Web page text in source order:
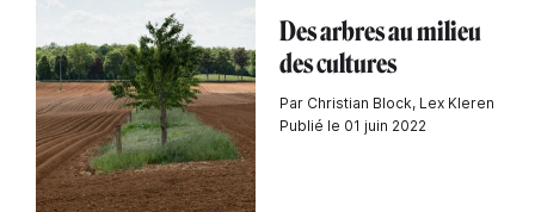
Des arbres au milieu
des cultures
Par Christian Block, Lex Kleren
Publié le 01 juin 2022